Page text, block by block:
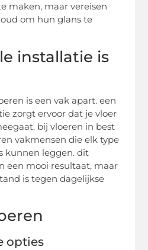
maken, maar vereisen
om hun glans te
installatie is
is een vak apart. een
zorgt ervoor dat je vloer
bij vloeren in best
vakmensen die elk type
kunnen leggen. dit
een mooi resultaat, maar
is tegen dagelijkse
opties